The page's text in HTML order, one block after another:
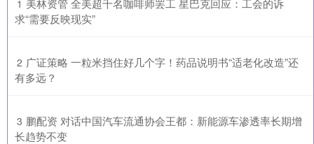
1 ​美林资管 全美超千名咖啡师罢工 星巴克回应：工会的诉
求“需要反映现实”
2 ​广证策略 一粒米挡住好几个字！药品说明书“适老化改造”还
有多远？
3 ​鹏配资 对话中国汽车流通协会王都：新能源车渗透率长期增
长趋势不变